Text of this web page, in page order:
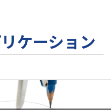
ケーション